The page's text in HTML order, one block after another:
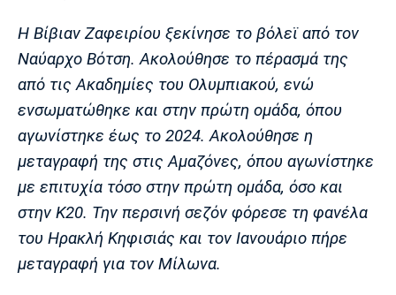
Μάντσεστερ
Γιουνάιτεντ
Τσέλσι Άρσεναλ
Λίβερπουλ
Μάντσεστερ
Σίτι
Γιουβέντους
Μίλαν
Η Βίβιαν Ζαφειρίου ξεκίνησε το βόλεϊ από τον
Ναύαρχο Βότση. Ακολούθησε το πέρασμά της
από τις Ακαδημίες του Ολυμπιακού, ενώ
ενσωματώθηκε και στην πρώτη ομάδα, όπου
αγωνίστηκε έως το 2024. Ακολούθησε η
μεταγραφή της στις Αμαζόνες, όπου αγωνίστηκε
με επιτυχία τόσο στην πρώτη ομάδα, όσο και
στην Κ20. Την περσινή σεζόν φόρεσε τη φανέλα
του Ηρακλή Κηφισιάς και τον Ιανουάριο πήρε
μεταγραφή για τον Μίλωνα.